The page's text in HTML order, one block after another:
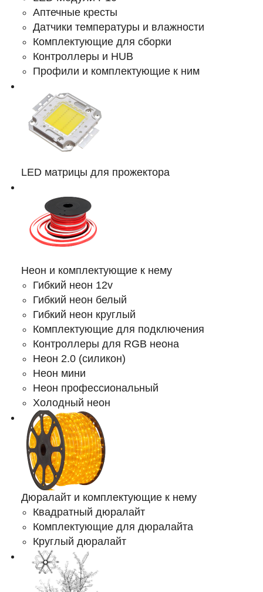
Аптечные кресты
Датчики температуры и влажности
Комплектующие для сборки
Контроллеры и HUB
Профили и комплектующие к ним
LED матрицы для прожектора
Неон и комплектующие к нему
Гибкий неон 12v
Гибкий неон белый
Гибкий неон круглый
Комплектующие для подключения
Контроллеры для RGB неона
Неон 2.0 (силикон)
Неон мини
Неон профессиональный
Холодный неон
Дюралайт и комплектующие к нему
Квадратный дюралайт
Комплектующие для дюралайта
Круглый дюралайт